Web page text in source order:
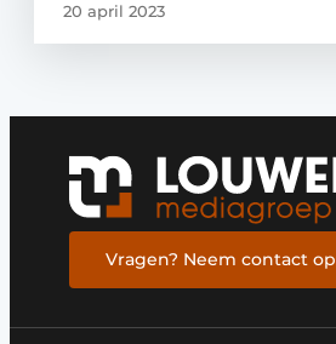
20 april 2023
Vragen? Neem contact op